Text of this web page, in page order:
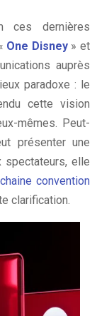
ces dernières
One Disney» et
auprès
paradoxe : le
cette vision
mêmes. Peut-
présenter une
spectateurs, elle
convention
clarification.